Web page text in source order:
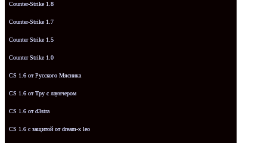
Counter-Strike 1.8
Counter-Strike 1.7
Counter Strike 1.5
Counter Strike 1.0
CS 1.6 от Русского Мясника
CS 1.6 от Tpy с лаунчером
CS 1.6 от d3stra
CS 1.6 с защитой от dream-x leo